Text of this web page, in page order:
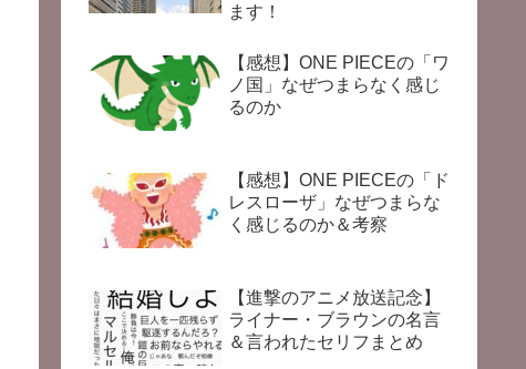
ます！
【感想】ONE PIECEの「ワ
ノ国」なぜつまらなく感じ
るのか
【感想】ONE PIECEの「ド
レスローザ」なぜつまらな
く感じるのか＆考察
【進撃のアニメ放送記念】
ライナー・ブラウンの名言
＆言われたセリフまとめ